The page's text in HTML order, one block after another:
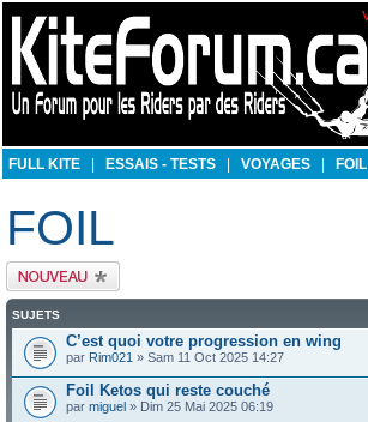
FULL KITE ESSAIS - TESTS VOYAGES FOIL
FOIL
Publier un nouveau
sujet
SUJETS
C’est quoi votre progression en wing
par Rim021 » Sam 11 Oct 2025 14:27
Foil Ketos qui reste couché
par miguel » Dim 25 Mai 2025 06:19